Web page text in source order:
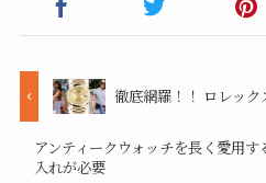
徹底網羅！！ ロレッ
アンティークウォッチを長く愛用
入れが必要